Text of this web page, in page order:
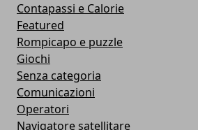
Contapassi e Calorie
Featured
Rompicapo e puzzle
Giochi
Senza categoria
Comunicazioni
Operatori
Navigatore satellitare